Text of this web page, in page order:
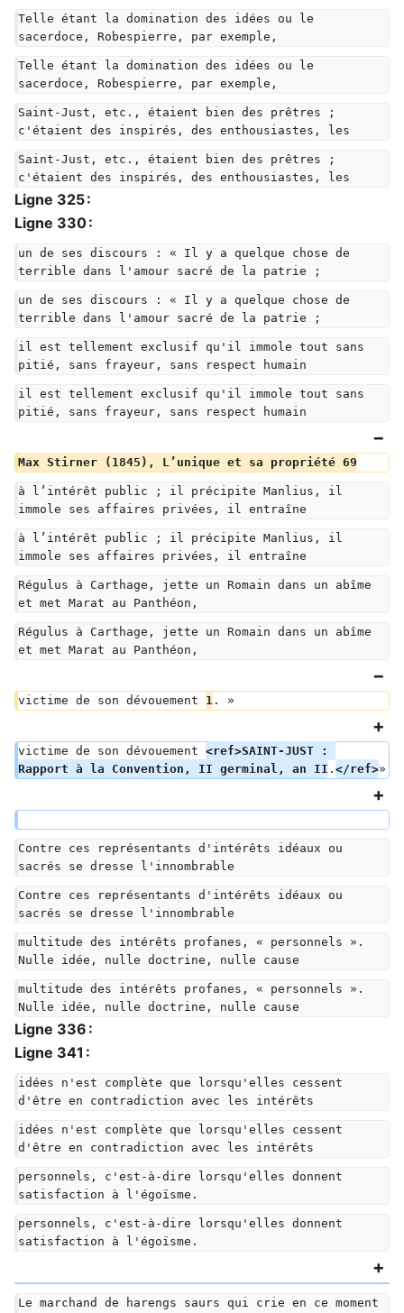
Telle étant la domination des idées ou le
sacerdoce, Robespierre, par exemple,
Telle étant la domination des idées ou le
sacerdoce, Robespierre, par exemple,
Saint-Just, etc., étaient bien des prêtres ;
c'étaient des inspirés, des enthousiastes, les
Saint-Just, etc., étaient bien des prêtres ;
c'étaient des inspirés, des enthousiastes, les
Ligne 325 :
Ligne 330 :
un de ses discours : « Il y a quelque chose de
terrible dans l'amour sacré de la patrie ;
un de ses discours : « Il y a quelque chose de
terrible dans l'amour sacré de la patrie ;
il est tellement exclusif qu'il immole tout sans
pitié, sans frayeur, sans respect humain
il est tellement exclusif qu'il immole tout sans
pitié, sans frayeur, sans respect humain
Max Stirner (1845), L’unique et sa propriété 69
à l’intérêt public ; il précipite Manlius, il
immole ses affaires privées, il entraîne
à l’intérêt public ; il précipite Manlius, il
immole ses affaires privées, il entraîne
Régulus à Carthage, jette un Romain dans un abîme
et met Marat au Panthéon,
Régulus à Carthage, jette un Romain dans un abîme
et met Marat au Panthéon,
victime de son dévouement 1 . »
victime de son dévouement <ref>SAINT-JUST :
Rapport à la Convention, II germinal, an II . </ref>»
Contre ces représentants d'intérêts idéaux ou
sacrés se dresse l'innombrable
Contre ces représentants d'intérêts idéaux ou
sacrés se dresse l'innombrable
multitude des intérêts profanes, « personnels ».
Nulle idée, nulle doctrine, nulle cause
multitude des intérêts profanes, « personnels ».
Nulle idée, nulle doctrine, nulle cause
Ligne 336 :
Ligne 341 :
idées n'est complète que lorsqu'elles cessent
d'être en contradiction avec les intérêts
idées n'est complète que lorsqu'elles cessent
d'être en contradiction avec les intérêts
personnels, c'est-à-dire lorsqu'elles donnent
satisfaction à l'égoïsme.
personnels, c'est-à-dire lorsqu'elles donnent
satisfaction à l'égoïsme.
Le marchand de harengs saurs qui crie en ce moment